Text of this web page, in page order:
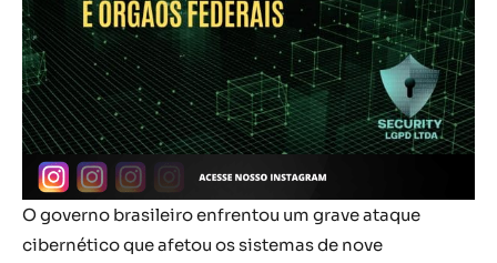
O governo brasileiro enfrentou um grave ataque
cibernético que afetou os sistemas de nove